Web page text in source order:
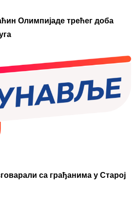
Олимпијаде трећег доба
са грађанима у Старој